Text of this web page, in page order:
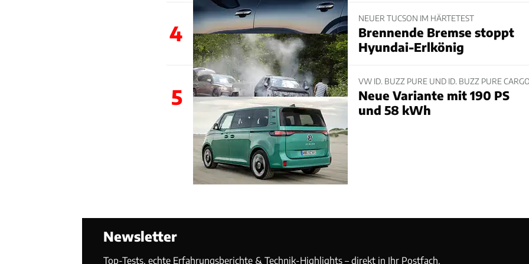
4
NEUER TUCSON IM HÄRTETEST
Brennende Bremse stoppt
Hyundai-Erlkönig
5
VW ID. BUZZ PURE UND ID. BUZZ PURE
Neue Variante mit 190 PS
und 58 kWh
Newsletter
Top-Tests, echte Erfahrungsberichte & Technik-Highlights – direkt in Ihr Postfach.